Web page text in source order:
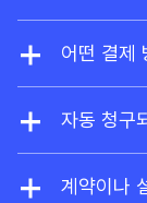
저희는 할
소유자라
니다.
어떤 결제
저희는 비
온페이를
자동 청구
네, 미리
라 자동으
계약이나